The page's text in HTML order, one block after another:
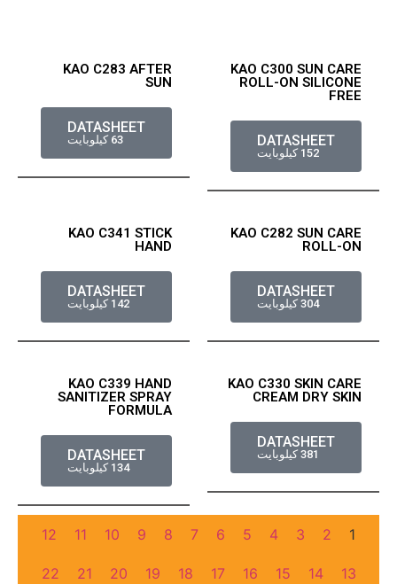
KAO C300 SUN CARE
ROLL-ON SILICONE
FREE
DATASHEET
152 كيلوبايت
KAO C283 AFTER
SUN
DATASHEET
63 كيلوبايت
KAO C282 SUN CARE
ROLL-ON
DATASHEET
304 كيلوبايت
KAO C341 STICK
HAND
DATASHEET
142 كيلوبايت
KAO C330 SKIN CARE
CREAM DRY SKIN
DATASHEET
381 كيلوبايت
KAO C339 HAND
SANITIZER SPRAY
FORMULA
DATASHEET
134 كيلوبايت
1
2
3
4
5
6
7
8
9
10
11
12
13
14
15
16
17
18
19
20
21
22